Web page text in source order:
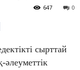
0
647
сырттай